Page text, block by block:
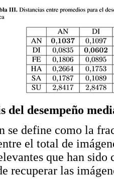
del desempeño
se define como la
el total de
que han
recuperar las